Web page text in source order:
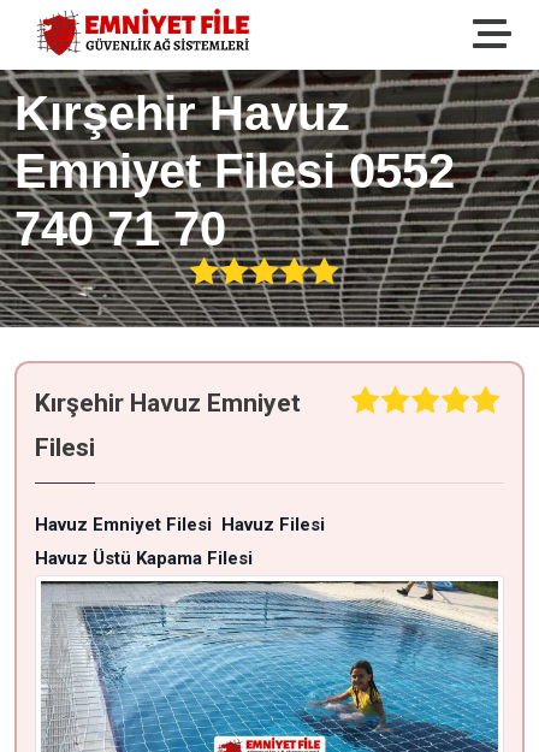
Kırşehir Havuz
Emniyet Filesi 0552
740 71 70
Kırşehir Havuz Emniyet
Filesi
Havuz Emniyet Filesi Havuz Filesi
Havuz Üstü Kapama Filesi